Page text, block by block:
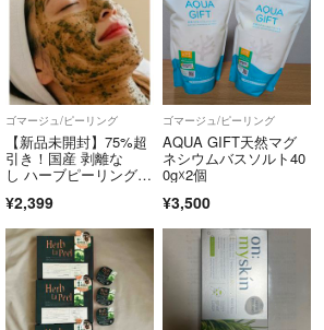
ゴマージュ/ピーリング
【新品未開封】75%超
引き！国産 剥離な
し ハーブピーリング個
¥2,399
ゴマージュ/ピーリング
AQUA GIFT天然マグ
ネシウムバスソルト40
0g☓2個
¥3,500